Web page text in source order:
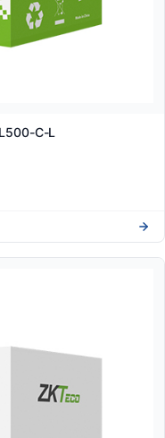
C-L